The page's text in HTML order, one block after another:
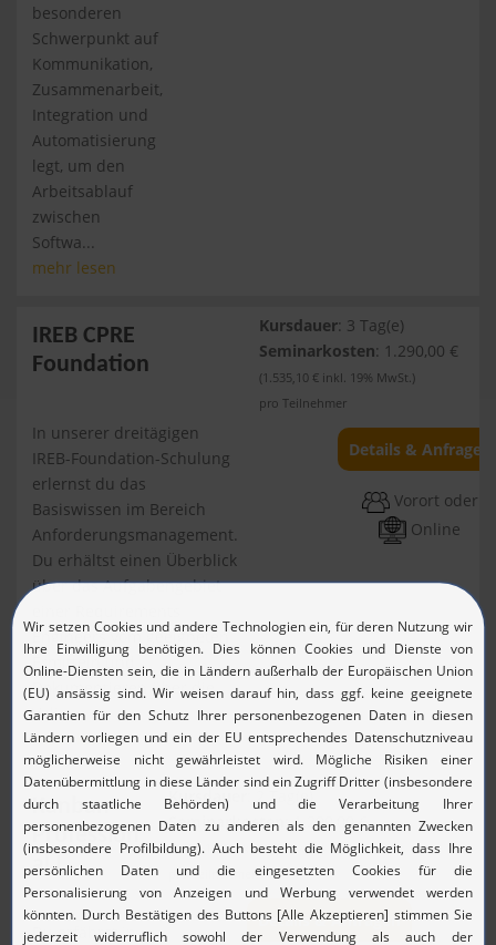
besonderen
Schwerpunkt auf
Kommunikation,
Zusammenarbeit,
Integration und
Automatisierung
legt, um den
Arbeitsablauf
zwischen
Softwa...
mehr lesen
IREB CPRE
Foundation
In unserer dreitägigen
IREB-Foundation-Schulung
erlernst du das
Basiswissen im Bereich
Anforderungsmanagement.
Du erhältst einen Überblick
über das Aufgabengebiet
Engineers vom geeigneten
Ermitteln und
Dokumentieren über die
Vali...
mehr lesen
Kursdauer: 3 Tag(e)
Seminarkosten: 1.290,00 €
(1.535,10 € inkl. 19% MwSt.)
pro Teilnehmer
Details & Anfragen
Vorort oder
Online
Kanban
Profession
al I
Du erfährst in
Kursdauer
: 2 Tag(e)
Seminarkosten : 1.290,00 €
(1.535,10 € inkl. 19% MwSt.)
pro Teilnehmer
Details & Anfragen